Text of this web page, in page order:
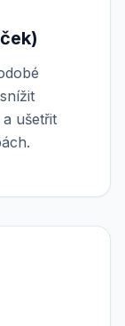
ušetřit